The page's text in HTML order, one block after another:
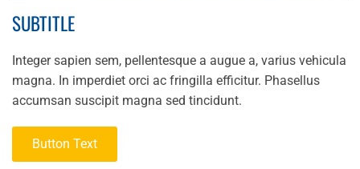
SUBTITLE
Integer sapien sem, pellentesque a augue a, varius vehicula
magna. In imperdiet orci ac fringilla efficitur. Phasellus
accumsan suscipit magna sed tincidunt.
Button Text